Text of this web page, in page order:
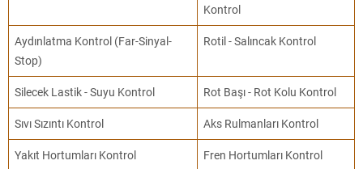
Kontrol
Aydınlatma Kontrol (Far-Sinyal-
Stop)
Rotil - Salıncak Kontrol
Silecek Lastik - Suyu Kontrol Rot Başı - Rot Kolu Kontrol
Sıvı Sızıntı Kontrol Aks Rulmanları Kontrol
Yakıt Hortumları Kontrol Fren Hortumları Kontrol